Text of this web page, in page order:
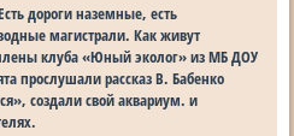
дороги наземные, есть
магистрали. Как живут
клуба «Юный эколог» из МБ ДОУ
прослушали рассказ В. Бабенко
создали свой аквариум. и